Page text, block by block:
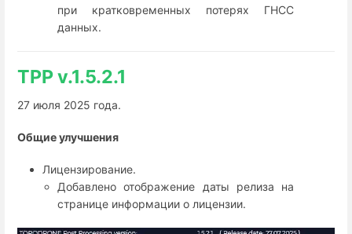
при кратковременных потерях ГНСС
данных.
TPP v.1.5.2.1
27 июля 2025 года.
Общие улучшения
Лицензирование.
Добавлено отображение даты релиза на
странице информации о лицензии.